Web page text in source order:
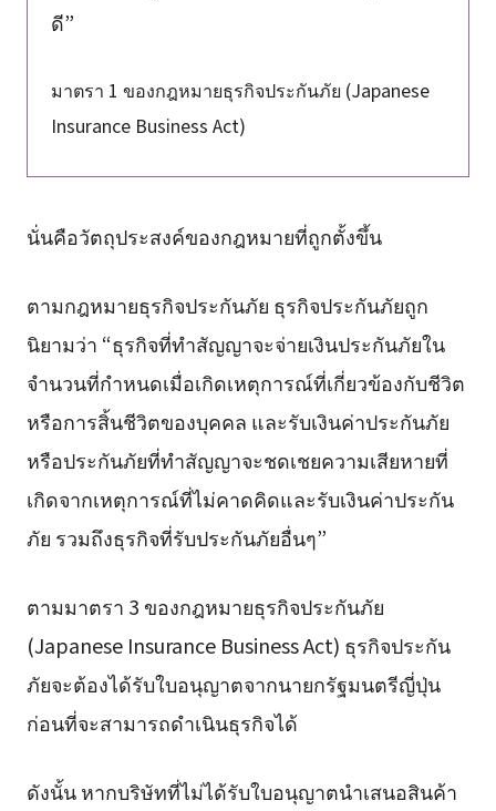
ดี”
มาตรา 1 ของกฎหมายธุรกิจประกันภัย (Japanese
Insurance Business Act)
นั่นคือวัตถุประสงค์ของกฎหมายที่ถูกตั้งขึ้น
ตามกฎหมายธุรกิจประกันภัย ธุรกิจประกันภัยถูก
นิยามว่า “ธุรกิจที่ทำสัญญาจะจ่ายเงินประกันภัยใน
จำนวนที่กำหนดเมื่อเกิดเหตุการณ์ที่เกี่ยวข้องกับชีวิต
หรือการสิ้นชีวิตของบุคคล และรับเงินค่าประกันภัย
หรือประกันภัยที่ทำสัญญาจะชดเชยความเสียหายที่
เกิดจากเหตุการณ์ที่ไม่คาดคิดและรับเงินค่าประกัน
ภัย รวมถึงธุรกิจที่รับประกันภัยอื่นๆ”
ตามมาตรา 3 ของกฎหมายธุรกิจประกันภัย
(Japanese Insurance Business Act) ธุรกิจประกัน
ภัยจะต้องได้รับใบอนุญาตจากนายกรัฐมนตรีญี่ปุ่น
ก่อนที่จะสามารถดำเนินธุรกิจได้
ดังนั้น หากบริษัทที่ไม่ได้รับใบอนุญาตนำเสนอสินค้า